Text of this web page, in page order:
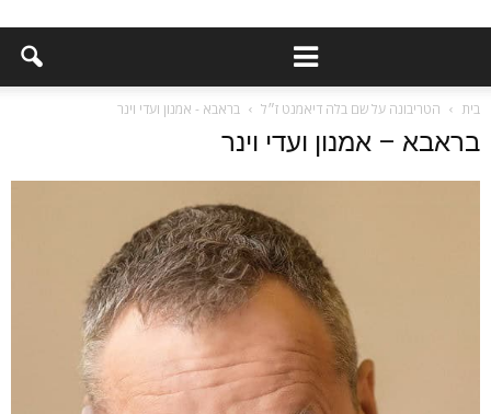
בית הטריבונה על שם בלה דיאמנט ז״ל בראבא - אמנון ועדי וינר
בראבא – אמנון ועדי וינר